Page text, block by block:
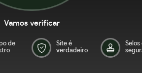
Vamos verificar
de
Site é
verdadeiro
Selos